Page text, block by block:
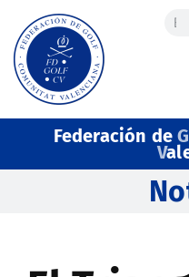
Federación de
V